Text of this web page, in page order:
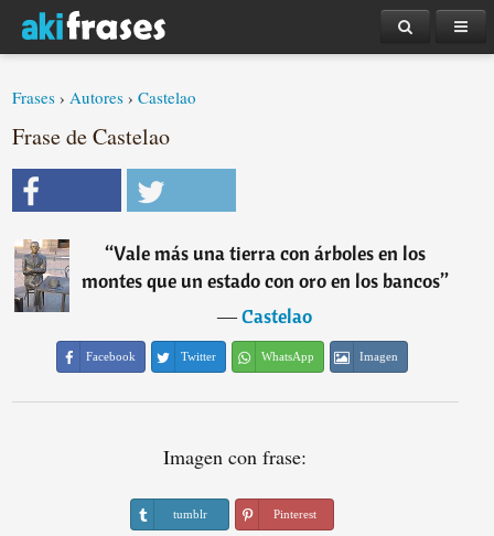
Frases ›Autores ›Castelao
Frase de Castelao
“Vale más una tierra con árboles en los
montes que un estado con oro en los bancos”
―Castelao
Facebook Twitter WhatsApp Imagen
Imagen con frase:
tumblr Pinterest